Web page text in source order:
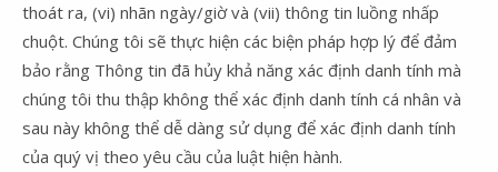
thoát ra, (vi) nhãn ngày/giờ và (vii) thông tin luồng nhấp
chuột. Chúng tôi sẽ thực hiện các biện pháp hợp lý để đảm
bảo rằng Thông tin đã hủy khả năng xác định danh tính mà
chúng tôi thu thập không thể xác định danh tính cá nhân và
sau này không thể dễ dàng sử dụng để xác định danh tính
của quý vị theo yêu cầu của luật hiện hành.